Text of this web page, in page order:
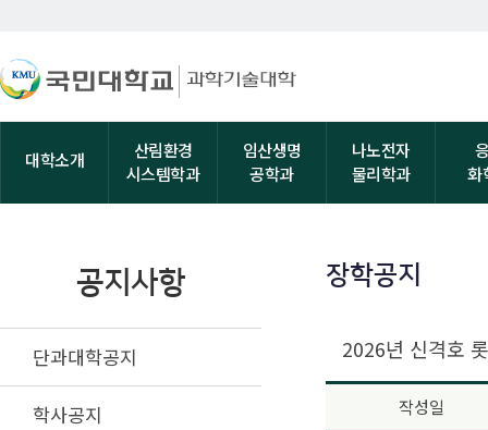
대학소개
산림환경
시스템학과
임산생명
공학과
나노전자
물리학과
화
공지사항
단과대학공지
학사공지
장학공지
2026년 신격호
작성일